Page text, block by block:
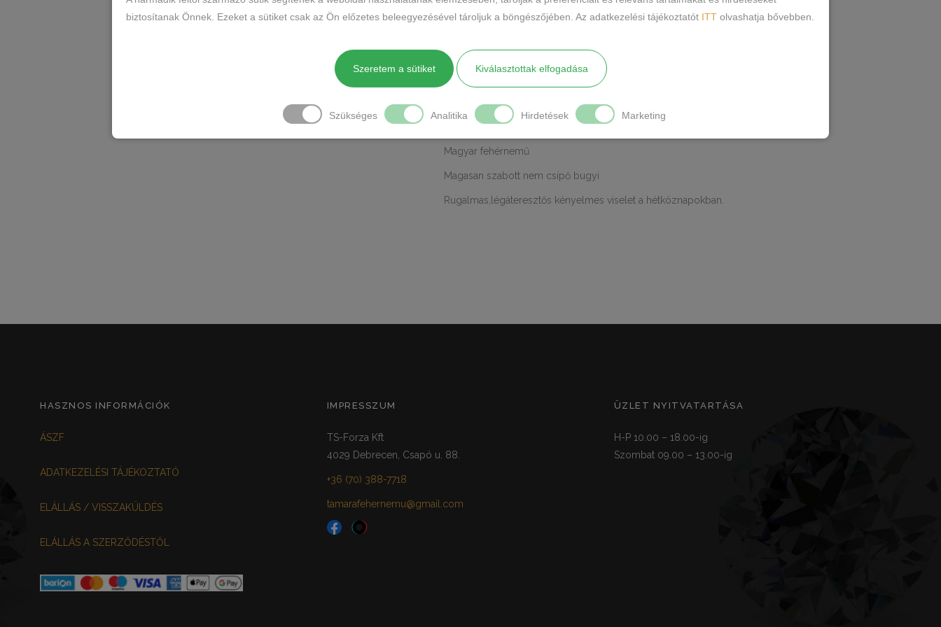
CÍMKÉK
MEGOSZTÁS
LEÍRÁS TOVÁBBI INFORMÁCIÓK
Anyaga:95% pamut, 5% elasztán
Gyártó: FreeM
Magyar fehérnemű
Magasan szabott nem csípő bugyi
Rugalmas,légáteresztős kényelmes viselet a hétköznapokban.
HASZNOS INFORMÁCIÓK
ÁSZF
ADATKEZELÉSI TÁJÉKOZTATÓ
ELÁLLÁS / VISSZAKÜLDÉS
ELÁLLÁS A SZERZŐDÉSTŐL
IMPRESSZUM
TS-Forza Kft
4029 Debrecen, Csapó u. 88.
+36 (70) 388-7718
tamarafehernemu@gmail.com
ÜZLET NYITVATARTÁSA
H-P 10.00 – 18.00-ig
Szombat 09.00 – 13.00-ig
biztosítanak Önnek. Ezeket a sütiket csak az Ön előzetes beleegyezésével tároljuk a böngészőjében. Az adatkezelési tájékoztatót ITT olvashatja bővebben.
Szeretem a sütiket Kiválasztottak elfogadása
Szükséges Analitika Hirdetések Marketing